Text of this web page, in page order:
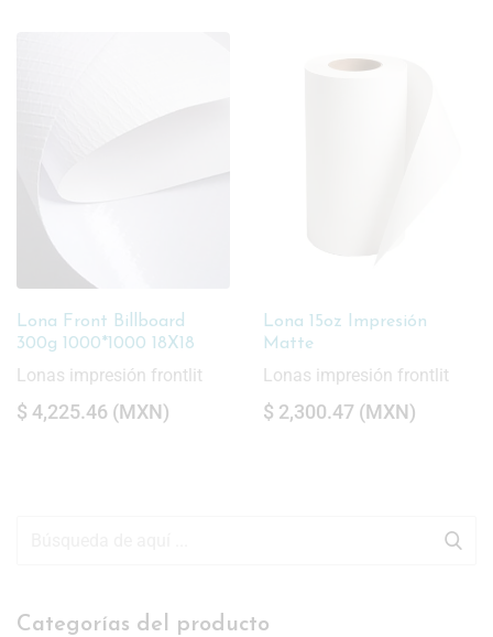
Lona Front Billboard
300g 1000*1000 18X18
Lonas impresión frontlit
$ 4,225.46 (MXN)
Lona 15oz Impresión
Matte
Lonas impresión frontlit
$ 2,300.47 (MXN)
Categorías del producto